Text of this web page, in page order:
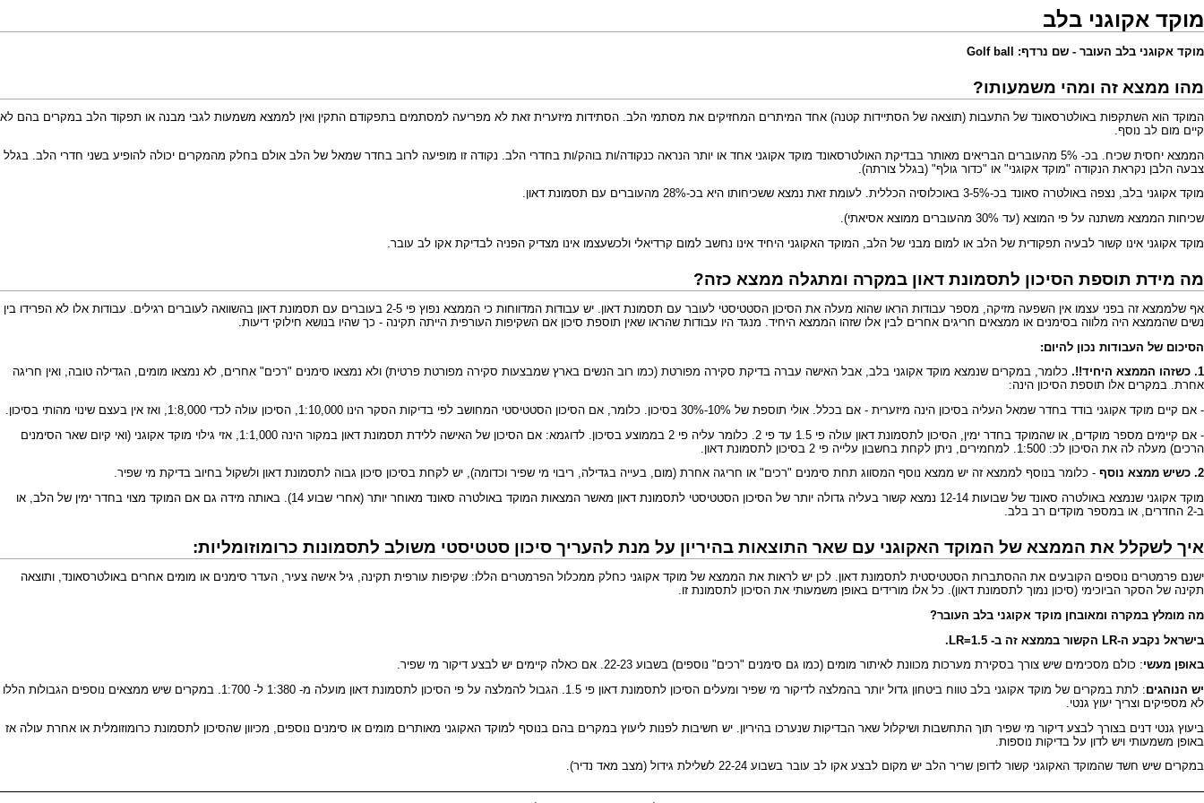
מוקד אקוגני בלב
מוקד אקוגני בלב העובר - שם נרדף: Golf ball
מהו ממצא זה ומהי משמעותו?
המוקד הוא השתקפות באולטרסאונד של התעבות (תוצאה של הסתיידות קטנה) אחד המיתרים המחזיקים את מסתמי הלב. הסתידות מיזערית זאת לא מפריעה למסתמים בתפקודם התקין ואין לממצא משמעות לגבי מבנה או תפקוד הלב במקרים בהם לא
קיים מום לב נוסף.
הממצא יחסית שכיח. בכ- 5% מהעוברים הבריאים מאותר בבדיקת האולטרסאונד מוקד אקוגני אחד או יותר הנראה כנקודה/ות בוהק/ות בחדרי הלב. נקודה זו מופיעה לרוב בחדר שמאל של הלב אולם בחלק מהמקרים יכולה להופיע בשני חדרי הלב. בגלל
צבעה הלבן נקראת הנקודה "מוקד אקוגני" או "כדור גולף" (בגלל צורתה).
מוקד אקוגני בלב, נצפה באולטרה סאונד בכ-3-5% באוכלוסיה הכללית. לעומת זאת נמצא ששכיחותו היא בכ-28% מהעוברים עם תסמונת דאון.
שכיחות הממצא משתנה על פי המוצא (עד 30% מהעוברים ממוצא אסיאתי).
מוקד אקוגני אינו קשור לבעיה תפקודית של הלב או למום מבני של הלב, המוקד האקוגני היחיד אינו נחשב למום קרדיאלי ולכשעצמו אינו מצדיק הפניה לבדיקת אקו לב עובר.
מה מידת תוספת הסיכון לתסמונת דאון במקרה ומתגלה ממצא כזה?
אף שלממצא זה בפני עצמו אין השפעה מזיקה, מספר עבודות הראו שהוא מעלה את הסיכון הסטטיסטי לעובר עם תסמונת דאון. יש עבודות המדווחות כי הממצא נפוץ פי 2-5 בעוברים עם תסמונת דאון בהשוואה לעוברים רגילים. עבודות אלו לא הפרידו בין
נשים שהממצא היה מלווה בסימנים או ממצאים חריגים אחרים לבין אלו שזהו הממצא היחיד. מנגד היו עבודות שהראו שאין תוספת סיכון אם השקיפות העורפית הייתה תקינה - כך שהיו בנושא חילוקי דיעות.
הסיכום של העבודות נכון להיום:
1. כשזהו הממצא היחיד!!.
כלומר, במקרים שנמצא מוקד אקוגני בלב, אבל האישה עברה בדיקת סקירה מפורטת (כמו רוב הנשים בארץ שמבצעות סקירה מפורטת פרטית) ולא נמצאו סימנים "רכים" אחרים, לא נמצאו מומים, הגדילה טובה, ואין חריגה
אחרת. במקרים אלו תוספת הסיכון הינה:
- אם קיים מוקד אקוגני בודד בחדר שמאל העליה בסיכון הינה מיזערית - אם בכלל. אולי תוספת של 10%-30% בסיכון. כלומר, אם הסיכון הסטטיסטי המחושב לפי בדיקות הסקר הינו 1:10,000, הסיכון עולה לכדי 1:8,000, ואז אין בעצם שינוי מהותי בסיכון.
- אם קיימים מספר מוקדים, או שהמוקד בחדר ימין, הסיכון לתסמונת דאון עולה פי 1.5 עד פי 2. כלומר עליה פי 2 בממוצע בסיכון. לדוגמא: אם הסיכון של האישה ללידת תסמונת דאון במקור הינה 1:1,000, אזי גילוי מוקד אקוגני (ואי קיום שאר הסימנים
הרכים) מעלה לה את הסיכון לכ: 1:500. למחמירים, ניתן לקחת בחשבון עלייה פי 2 בסיכון לתסמונת דאון.
2. כשיש ממצא נוסף
- כלומר בנוסף לממצא זה יש ממצא נוסף המסווג תחת סימנים "רכים" או חריגה אחרת (מום, בעייה בגדילה, ריבוי מי שפיר וכדומה), יש לקחת בסיכון סיכון גבוה לתסמונת דאון ולשקול בחיוב בדיקת מי שפיר.
מוקד אקוגני שנמצא באולטרה סאונד של שבועות 12-14 נמצא קשור בעליה גדולה יותר של הסיכון הסטטיסטי לתסמונת דאון מאשר המצאות המוקד באולטרה סאונד מאוחר יותר (אחרי שבוע 14). באותה מידה גם אם המוקד מצוי בחדר ימין של הלב, או
ב-2 החדרים, או במספר מוקדים רב בלב.
איך לשקלל את הממצא של המוקד האקוגני עם שאר התוצאות בהיריון על מנת להעריך סיכון סטטיסטי משולב לתסמונות כרומוזומליות:
ישנם פרמטרים נוספים הקובעים את ההסתברות הסטטיסטית לתסמונת דאון. לכן יש לראות את הממצא של מוקד אקוגני כחלק ממכלול הפרמטרים הללו: שקיפות עורפית תקינה, גיל אישה צעיר, העדר סימנים או מומים אחרים באולטרסאונד, ותוצאה
תקינה של הסקר הביוכימי (סיכון נמוך לתסמונת דאון). כל אלו מורידים באופן משמעותי את הסיכון לתסמונת זו.
מה מומלץ במקרה ומאובחן מוקד אקוגני בלב העובר?
בישראל נקבע ה-LR הקשור בממצא זה ב- LR=1.5.
באופן מעשי: כולם מסכימים שיש צורך בסקירת מערכות מכוונת לאיתור מומים (כמו גם סימנים "רכים" נוספים) בשבוע 22-23. אם כאלה קיימים יש לבצע דיקור מי שפיר.
יש הנוהגים
: לתת במקרים של מוקד אקוגני בלב טווח ביטחון גדול יותר בהמלצה לדיקור מי שפיר ומעלים הסיכון לתסמונת דאון פי 1.5. הגבול להמלצה על פי הסיכון לתסמונת דאון מועלה מ- 1:380 ל- 1:700. במקרים שיש ממצאים נוספים הגבולות הללו
לא מספיקים וצריך יעוץ גנטי.
ביעוץ גנטי דנים בצורך לבצע דיקור מי שפיר תוך התחשבות ושיקלול שאר הבדיקות שנערכו בהיריון. יש חשיבות לפנות ליעוץ במקרים בהם בנוסף למוקד האקוגני מאותרים מומים או סימנים נוספים, מכיוון שהסיכון לתסמונת כרומוזומלית או אחרת עולה אז
באופן משמעותי ויש לדון על בדיקות נוספות.
במקרים שיש חשד שהמוקד האקוגני קשור לדופן שריר הלב יש מקום לבצע אקו לב עובר בשבוע 22-24 לשלילת גידול (מצב מאד נדיר).